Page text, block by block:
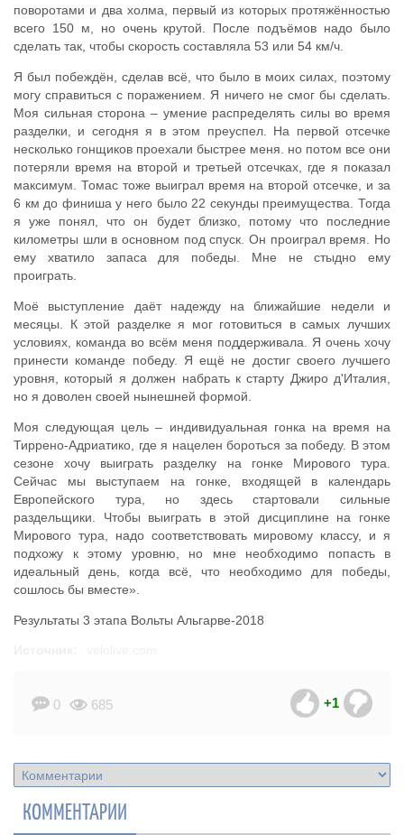
поворотами и два холма, первый из которых протяжённостью
всего 150 м, но очень крутой. После подъёмов надо было
сделать так, чтобы скорость составляла 53 или 54 км/ч.
Я был побеждён, сделав всё, что было в моих силах, поэтому
могу справиться с поражением. Я ничего не смог бы сделать.
Моя сильная сторона – умение распределять силы во время
разделки, и сегодня я в этом преуспел. На первой отсечке
несколько гонщиков проехали быстрее меня. но потом все они
потеряли время на второй и третьей отсечках, где я показал
максимум. Томас тоже выиграл время на второй отсечке, и за
6 км до финиша у него было 22 секунды преимущества. Тогда
я уже понял, что он будет близко, потому что последние
километры шли в основном под спуск. Он проиграл время. Но
ему хватило запаса для победы. Мне не стыдно ему
проиграть.
Моё выступление даёт надежду на ближайшие недели и
месяцы. К этой разделке я мог готовиться в самых лучших
условиях, команда во всём меня поддерживала. Я очень хочу
принести команде победу. Я ещё не достиг своего лучшего
уровня, который я должен набрать к старту Джиро д'Италия,
но я доволен своей нынешней формой.
Моя следующая цель – индивидуальная гонка на время на
Тиррено-Адриатико, где я нацелен бороться за победу. В этом
сезоне хочу выиграть разделку на гонке Мирового тура.
Сейчас мы выступаем на гонке, входящей в календарь
Европейского тура, но здесь стартовали сильные
раздельщики. Чтобы выиграть в этой дисциплине на гонке
Мирового тура, надо соответствовать мировому классу, и я
подхожу к этому уровню, но мне необходимо попасть в
идеальный день, когда всё, что необходимо для победы,
сошлось бы вместе».
Результаты 3 этапа Вольты Альгарве-2018
0 685 +1
КОММЕНТАРИИ